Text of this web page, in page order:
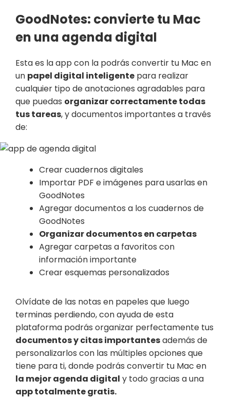
GoodNotes: convierte tu Mac
en una agenda digital
Esta es la app con la podrás convertir tu Mac en
un papel digital inteligente para realizar
cualquier tipo de anotaciones agradables para
que puedas organizar correctamente todas
tus tareas, y documentos importantes a través
de:
Crear cuadernos digitales
Importar PDF e imágenes para usarlas en
GoodNotes
Agregar documentos a los cuadernos de
GoodNotes
Organizar documentos en carpetas
Agregar carpetas a favoritos con
información importante
Crear esquemas personalizados
Olvídate de las notas en papeles que luego
terminas perdiendo, con ayuda de esta
plataforma podrás organizar perfectamente tus
documentos y citas importantesademás de
personalizarlos con las múltiples opciones que
tiene para ti, donde podrás convertir tu Mac en
la mejor agenda digital y todo gracias a una
app totalmente gratis.